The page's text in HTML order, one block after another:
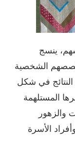
ينسج
قصصهم الشخصية
في شكل
المستلهمة
والزهور
الأسرة